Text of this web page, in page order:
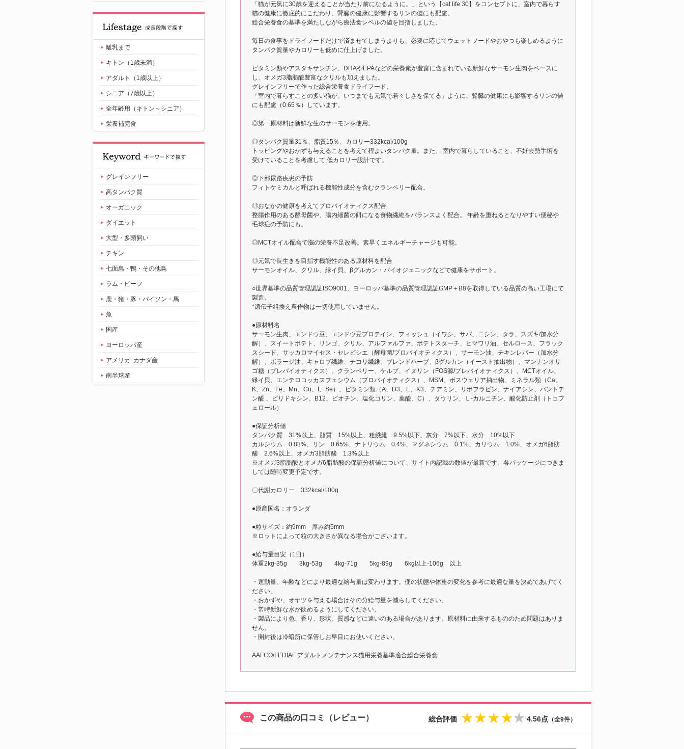
離乳まで
キトン（1歳未満）
アダルト（1歳以上）
シニア（7歳以上）
全年齢用（キトン～シニア）
栄養補完食
グレインフリー
高タンパク質
オーガニック
ダイエット
大型・多頭飼い
チキン
七面鳥・鴨・その他鳥
ラム・ビーフ
鹿・猪・豚・バイソン・馬
魚
国産
ヨーロッパ産
アメリカ･カナダ産
南半球産
「猫が元気に30歳を迎えることが当たり前になるように。」という【cat life 30】をコンセプトに、室内で暮らす
猫の健康に徹底的にこだわり、腎臓の健康に影響するリンの値にも配慮。
総合栄養食の基準を満たしながら療法食レベルの値を目指しました。
毎日の食事をドライフードだけで済ませてしまうよりも、必要に応じてウェットフードやおやつも楽しめるように
タンパク質量やカロリーも低めに仕上げました。
ビタミン類やアスタキサンチン、DHAやEPAなどの栄養素が豊富に含まれている新鮮なサーモン生肉をベースに
し、オメガ3脂肪酸豊富なクリルも加えました。
グレインフリーで作った総合栄養食ドライフード。
「室内で暮らすことの多い猫が、いつまでも元気で若々しさを保てる」ように、腎臓の健康にも影響するリンの値
にも配慮（0.65％）しています。
◎第一原材料は新鮮な生のサーモンを使用。
◎タンパク質量31％、脂質15％、カロリー332kcal/100g
トッピングやおかずも与えることを考えて程よいタンパク量。また、 室内で暮らしていること、不妊去勢手術を
受けていることを考慮して 低カロリー設計です。
◎下部尿路疾患の予防
フィトケミカルと呼ばれる機能性成分を含むクランベリー配合。
◎おなかの健康を考えてプロバイオティクス配合
整腸作用のある酵母菌や、腸内細菌の餌になる食物繊維をバランスよく配合。 年齢を重ねるとなりやすい便秘や
毛球症の予防にも。
◎MCTオイル配合で脳の栄養不足改善。素早くエネルギーチャージも可能。
◎元気で長生きを目指す機能性のある原材料を配合
サーモンオイル、クリル、緑イ貝、βグルカン・バイオジェニックなどで健康をサポート。
○世界基準の品質管理認証ISO9001、ヨーロッパ基準の品質管理認証GMP＋B8を取得している品質の高い工場にて
製造。
*遺伝子組換え農作物は一切使用していません。
●原材料名
サーモン生肉、エンドウ豆、エンドウ豆プロテイン、フィッシュ（イワシ、サバ、ニシン、タラ、スズキ/加水分
解）、スイートポテト、リンゴ、クリル、アルファルファ、ポテトスターチ、ヒマワリ油、セルロース、フラック
スシード、サッカロマイセス・セレビシエ（酵母菌/プロバイオティクス）、サーモン油、チキンレバー（加水分
解）、ボラージ油、キャロブ繊維、チコリ繊維、ブレンドハーブ、βグルカン（イースト抽出物）、マンナンオリ
ゴ糖（プレバイオティクス）、クランベリー、ケルプ、イヌリン（FOS源/プレバイオティクス）、MCTオイル、
緑イ貝、エンテロコッカスフェシウム（プロバイオティクス）、MSM、ボスウェリア抽出物、ミネラル類（Ca、
K、Zn、Fe、Mn、Cu、I、Se）、ビタミン類（A、D3、E、K3、チアミン、リボフラビン、ナイアシン、パントテ
ン酸 、ピリドキシン、B12、ビオチン、塩化コリン、葉酸、C）、タウリン、Ｌ-カルニチン、酸化防止剤（トコフ
ェロール）
●保証分析値
タンパク質 31%以上、脂質 15%以上、粗繊維 9.5%以下、灰分 7%以下、水分 10%以下
カルシウム 0.83%、リン 0.65%、ナトリウム 0.4%、マグネシウム 0.1%、カリウム 1.0%、オメガ6脂肪
酸 2.6%以上、オメガ3脂肪酸 1.3%以上
※オメガ3脂肪酸とオメガ6脂肪酸の保証分析値について、サイト内記載の数値が最新です。各パッケージにつきま
しては随時変更予定です。
〇代謝カロリー 332kcal/100g
●原産国名：オランダ
●粒サイズ：約9mm 厚み約5mm
※ロットによって粒の大きさが異なる場合がございます。
●給与量目安（1日）
体重2kg-35g 3kg-53g 4kg-71g 5kg-89g 6kg以上-106g 以上
・運動量、年齢などにより最適な給与量は変わります。便の状態や体重の変化を参考に最適な量を決めてあげてく
ださい。
・おかずや、オヤツを与える場合はその分給与量を減らしてください。
・常時新鮮な水が飲めるようにしてください。
・製品により色、香り、形状、質感などに違いのある場合があります。原材料に由来するもののため問題はありま
せん。
・開封後は冷暗所に保管しお早目にお使いください。
AAFCO/FEDIAF アダルトメンテナンス猫用栄養基準適合総合栄養食
この商品の口コミ（レビュー） 総合評価 4.56点 （全9件）